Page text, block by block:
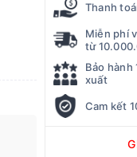
Thanh
Miễn phí
từ
Bảo hành
xuất
Cam kết